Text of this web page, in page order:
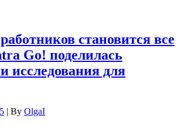
становится все
Go! поделилась
исследования для
| By OlgaI